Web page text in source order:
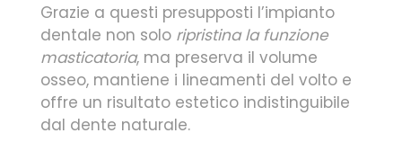
Grazie a questi presupposti l’impianto
dentale non solo ripristina la funzione
masticatoria, ma preserva il volume
osseo, mantiene i lineamenti del volto e
offre un risultato estetico indistinguibile
dal dente naturale.